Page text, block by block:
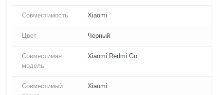
Совместимость Xiaomi
Цвет Черный
Совместимая
модель
Xiaomi Redmi Go
Совместимый
Xiaomi